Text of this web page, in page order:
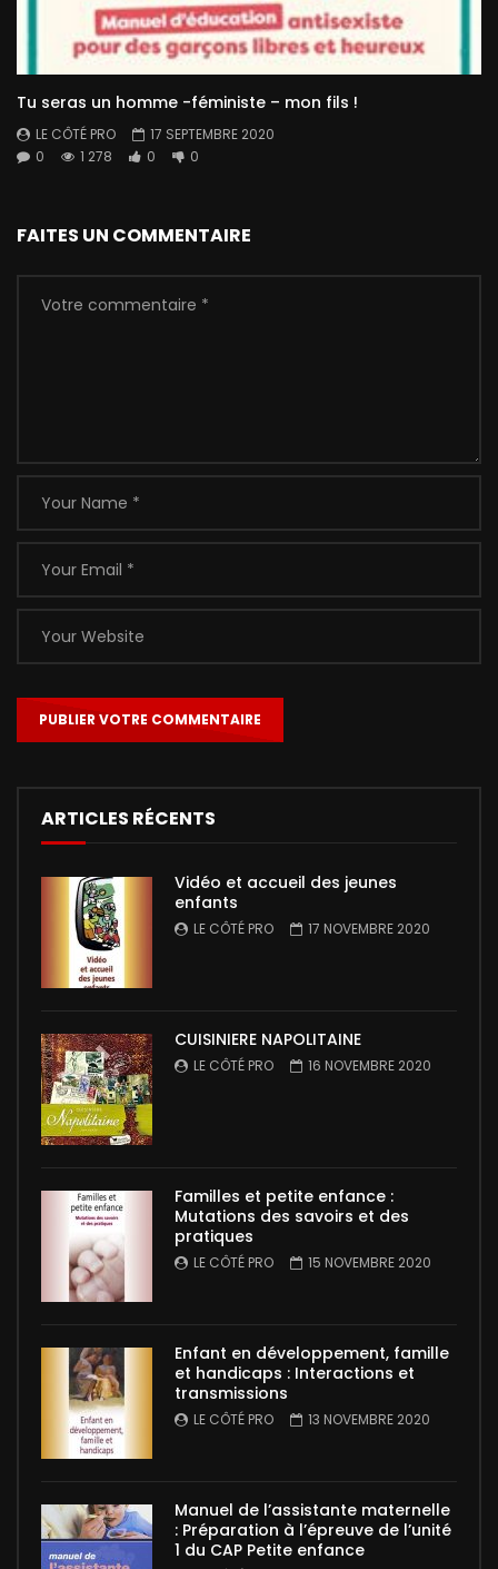
Tu seras un homme -féministe – mon fils !
LE CÔTÉ PRO
17 SEPTEMBRE 2020
0
1 278 0 0
FAITES UN COMMENTAIRE
ARTICLES RÉCENTS
Vidéo et accueil des jeunes
enfants
LE CÔTÉ PRO 17 NOVEMBRE 2020
CUISINIERE NAPOLITAINE
LE CÔTÉ PRO 16 NOVEMBRE 2020
Familles et petite enfance :
Mutations des savoirs et des
pratiques
LE CÔTÉ PRO 15 NOVEMBRE 2020
Enfant en développement, famille
et handicaps : Interactions et
transmissions
LE CÔTÉ PRO 13 NOVEMBRE 2020
Manuel de l’assistante maternelle
: Préparation à l’épreuve de l’unité
1 du CAP Petite enfance